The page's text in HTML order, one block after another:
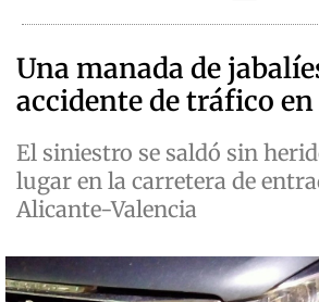
Una manada de
accidente de tráfico
El siniestro se saldó sin
lugar en la carretera de
Alicante-Valencia